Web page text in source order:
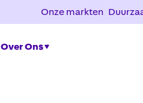
Onze markten
Over Ons